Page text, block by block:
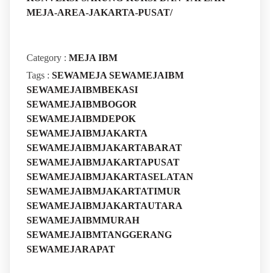
MEJA-AREA-JAKARTA-PUSAT/
Category : MEJA IBM
Tags : SEWAMEJA SEWAMEJAIBM
SEWAMEJAIBMBEKASI
SEWAMEJAIBMBOGOR
SEWAMEJAIBMDEPOK
SEWAMEJAIBMJAKARTA
SEWAMEJAIBMJAKARTABARAT
SEWAMEJAIBMJAKARTAPUSAT
SEWAMEJAIBMJAKARTASELATAN
SEWAMEJAIBMJAKARTATIMUR
SEWAMEJAIBMJAKARTAUTARA
SEWAMEJAIBMMURAH
SEWAMEJAIBMTANGGERANG
SEWAMEJARAPAT